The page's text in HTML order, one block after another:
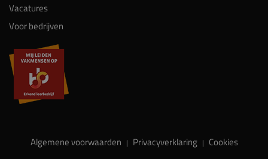
Vacatures
Voor bedrijven
Algemene voorwaarden | Privacyverklaring | Cookies